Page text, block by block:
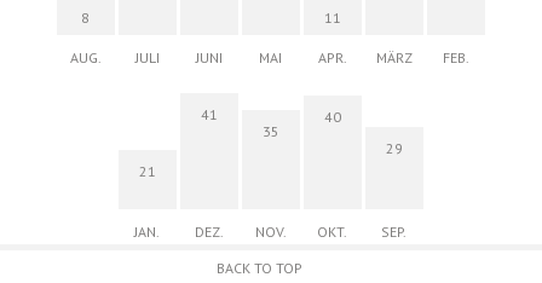
8
AUG. JULI JUNI MAI
11
APR. MÄRZ FEB.
21
JAN.
41
DEZ.
35
NOV.
40
OKT.
29
SEP.
BACK TO TOP